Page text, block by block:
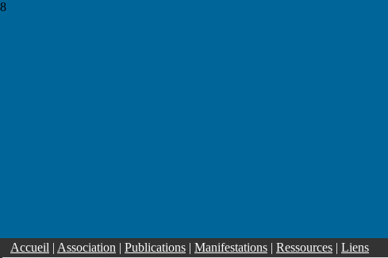
8
Accueil | Association | Publications | Manifestations | Ressources | Liens